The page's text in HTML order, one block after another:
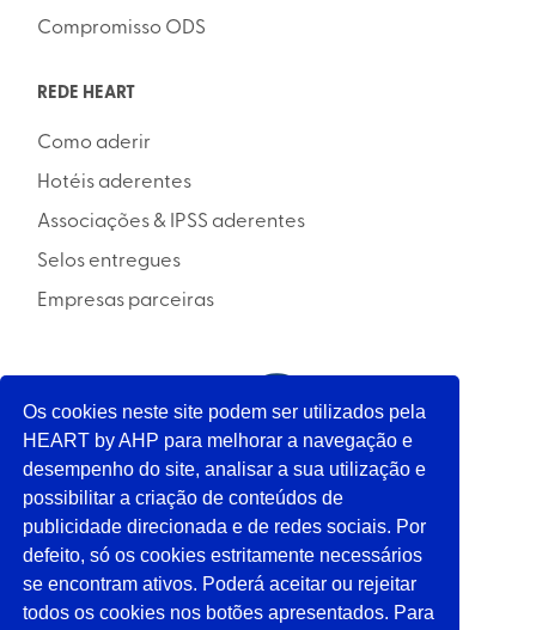
Compromisso ODS
REDE HEART
Como aderir
Hotéis aderentes
Associações & IPSS aderentes
Selos entregues
Empresas parceiras
INICIATIVA
APOIO
SIGA-NOS
Os cookies neste site podem ser utilizados pela
HEART by AHP para melhorar a navegação e
desempenho do site, analisar a sua utilização e
possibilitar a criação de conteúdos de
publicidade direcionada e de redes sociais. Por
defeito, só os cookies estritamente necessários
se encontram ativos. Poderá aceitar ou rejeitar
todos os cookies nos botões apresentados. Para